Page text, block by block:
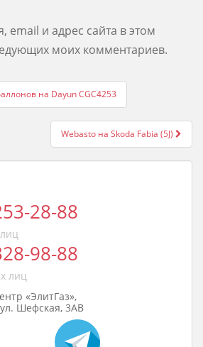
email и адрес сайта в этом
моих комментариев.
на Dayun CGC4253
Webasto на Skoda Fabia (5J)
28-88
98-88
лиц
«ЭлитГаз»,
Шефская, 3АВ